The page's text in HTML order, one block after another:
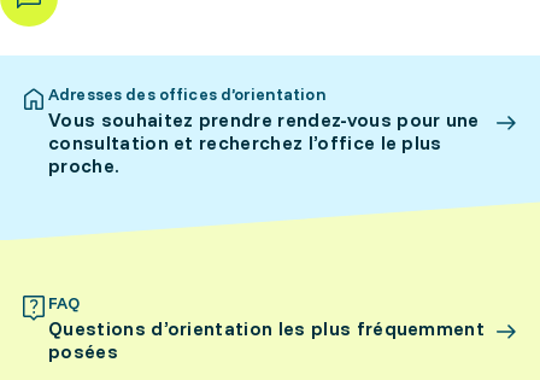
Adresses des offices d’orientation
Vous souhaitez prendre rendez-vous pour une
consultation et recherchez l’office le plus
proche.
FAQ
Questions d’orientation les plus fréquemment
posées